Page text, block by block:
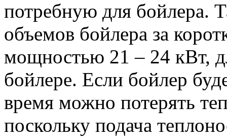
потребную для бойлера.
объемов бойлера за
мощностью 21 – 24 кВт,
бойлере. Если бойлер
время можно потерять
поскольку подача